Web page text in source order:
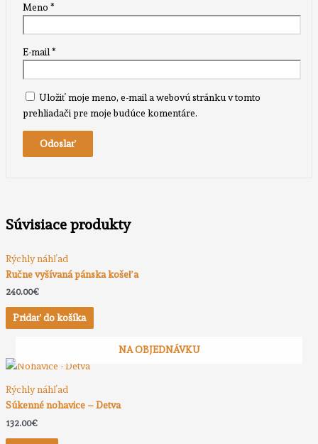
Meno *
E-mail*
Uložiť moje meno, e-mail a webovú stránku v tomto
prehliadači pre moje budúce komentáre.
Súvisiace produkty
Rýchly náhľad
Ručne vyšívaná pánska košeľa
240.00€
Pridať do košíka
NA OBJEDNÁVKU
Rýchly náhľad
Súkenné nohavice – Detva
132.00€